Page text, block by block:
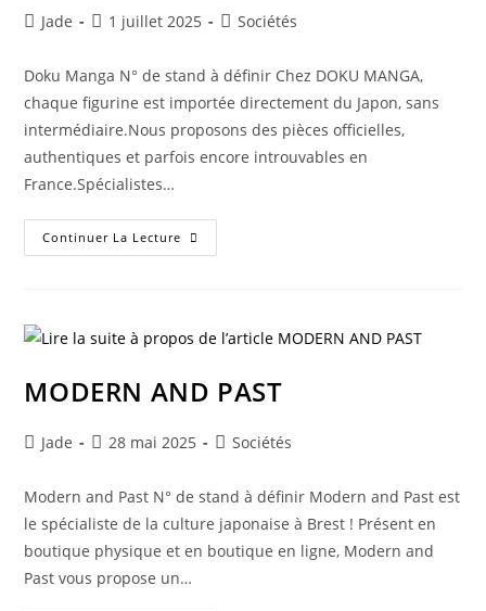
Jade 1 juillet 2025 Sociétés
Doku Manga N° de stand à définir Chez DOKU MANGA,
chaque figurine est importée directement du Japon, sans
intermédiaire.Nous proposons des pièces officielles,
authentiques et parfois encore introuvables en
France.Spécialistes…
Continuer La Lecture
MODERN AND PAST
Jade 28 mai 2025 Sociétés
Modern and Past N° de stand à définir Modern and Past est
le spécialiste de la culture japonaise à Brest ! Présent en
boutique physique et en boutique en ligne, Modern and
Past vous propose un…